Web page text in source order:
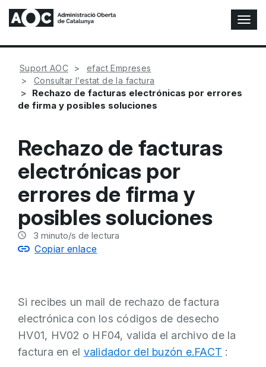
A
l
t
Suport AOC
efact Empreses
Consultar l’estat de la factura
Rechazo de facturas electrónicas por errores
de firma y posibles soluciones
Rechazo de facturas
electrónicas por
errores de firma y
posibles soluciones
3 minuto/s de lectura
Copiar enlace
Si recibes un mail de rechazo de factura
electrónica con los códigos de desecho
HV01, HV02 o HF04, valida el archivo de la
factura en el validador del buzón e.FACT :